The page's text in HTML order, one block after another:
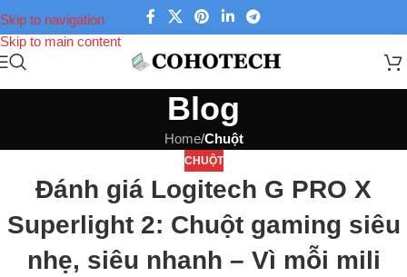
Skip to navigation
Skip to main content
Blog
Home/Chuột
CHUỘT
Đánh giá Logitech G PRO X
Superlight 2: Chuột gaming siêu
nhẹ, siêu nhanh – Vì mỗi mili